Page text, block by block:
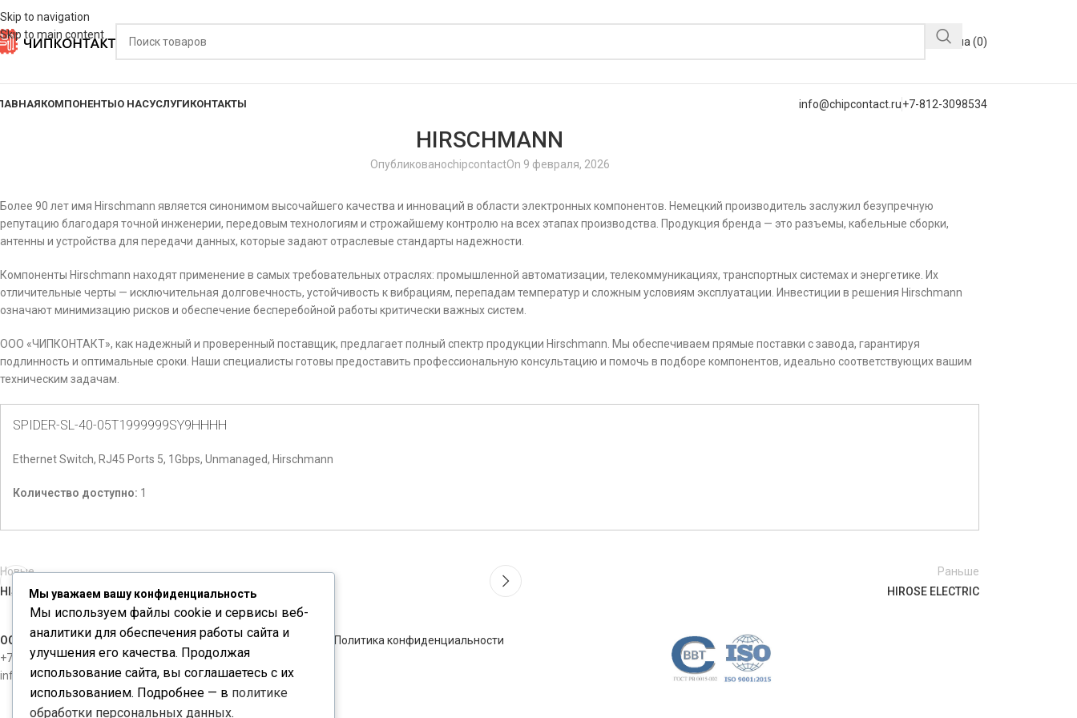
Skip to navigation
Skip to main content
Корзина (0)
КОМПОНЕНТЫО НАСУСЛУГИКОНТАКТЫ info@chipcontact.ru+7-812-3098534
HIRSCHMANN
ОпубликованоchipcontactOn 9 февраля, 2026
Более 90 лет имя Hirschmann является синонимом высочайшего качества и инноваций в области электронных компонентов. Немецкий производитель заслужил безупречную
репутацию благодаря точной инженерии, передовым технологиям и строжайшему контролю на всех этапах производства. Продукция бренда — это разъемы, кабельные сборки,
антенны и устройства для передачи данных, которые задают отраслевые стандарты надежности.
Компоненты Hirschmann находят применение в самых требовательных отраслях: промышленной автоматизации, телекоммуникациях, транспортных системах и энергетике. Их
отличительные черты — исключительная долговечность, устойчивость к вибрациям, перепадам температур и сложным условиям эксплуатации. Инвестиции в решения Hirschmann
означают минимизацию рисков и обеспечение бесперебойной работы критически важных систем.
ООО «ЧИПКОНТАКТ», как надежный и проверенный поставщик, предлагает полный спектр продукции Hirschmann. Мы обеспечиваем прямые поставки с завода, гарантируя
подлинность и оптимальные сроки. Наши специалисты готовы предоставить профессиональную консультацию и помочь в подборе компонентов, идеально соответствующих вашим
техническим задачам.
SPIDER-SL-40-05T1999999SY9HHHH
Ethernet Switch, RJ45 Ports 5, 1Gbps, Unmanaged, Hirschmann
Количество доступно: 1
Новые
HISIWELL
Раньше
HIROSE ELECTRIC
ООО "ЧИПКОНТАКТ"
+7-812-3098534
info@chipcontact.ru
Политика конфиденциальности
Мы уважаем вашу конфиденциальность
Мы используем файлы cookie и сервисы веб-
аналитики для обеспечения работы сайта и
улучшения его качества. Продолжая
использование сайта, вы соглашаетесь с их
использованием. Подробнее — в политике
обработки персональных данных.